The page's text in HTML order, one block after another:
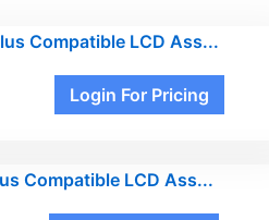
Compatible LCD Ass...
Login For Pricing
Compatible LCD Ass...